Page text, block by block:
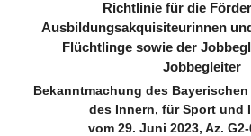
Richtlinie für die
Ausbildungsakquisiteurinnen
Flüchtlinge sowie der
Jobbegleiter
Bekanntmachung des
des Innern, für Sport und
vom 29. Juni 2023, Az.